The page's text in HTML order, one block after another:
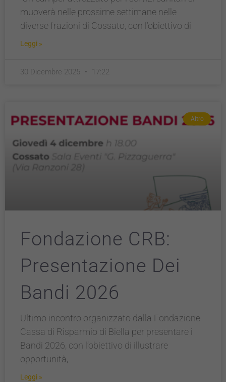
muoverà nelle prossime settimane nelle
diverse frazioni di Cossato, con l’obiettivo di
Leggi »
30 Dicembre 2025 17:22
Altro
Fondazione CRB:
Presentazione Dei
Bandi 2026
Ultimo incontro organizzato dalla Fondazione
Cassa di Risparmio di Biella per presentare i
Bandi 2026, con l’obiettivo di illustrare
opportunità,
Leggi »